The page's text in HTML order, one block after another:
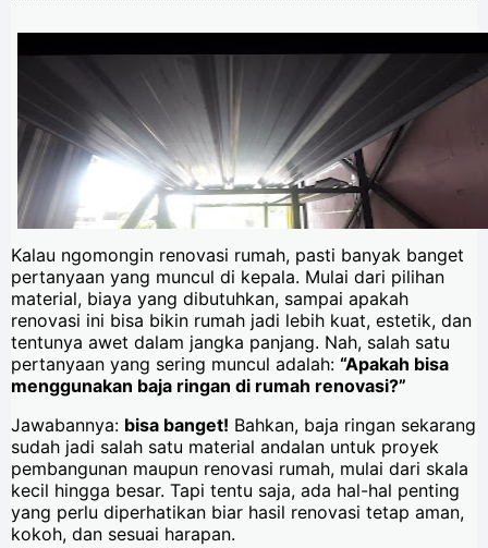
Kalau ngomongin renovasi rumah, pasti banyak banget
pertanyaan yang muncul di kepala. Mulai dari pilihan
material, biaya yang dibutuhkan, sampai apakah
renovasi ini bisa bikin rumah jadi lebih kuat, estetik, dan
tentunya awet dalam jangka panjang. Nah, salah satu
pertanyaan yang sering muncul adalah: “Apakah bisa
menggunakan baja ringan di rumah renovasi?”
Jawabannya: bisa banget! Bahkan, baja ringan sekarang
sudah jadi salah satu material andalan untuk proyek
pembangunan maupun renovasi rumah, mulai dari skala
kecil hingga besar. Tapi tentu saja, ada hal-hal penting
yang perlu diperhatikan biar hasil renovasi tetap aman,
kokoh, dan sesuai harapan.